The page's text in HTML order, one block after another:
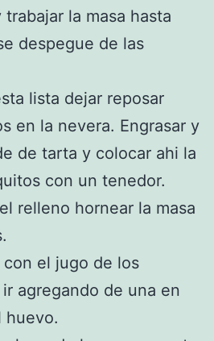
la masa hasta
despegue de las
lista dejar reposar
en la nevera. Engrasar y
de tarta y colocar ahi la
con un tenedor.
relleno hornear la masa
el jugo de los
agregando de una en
huevo.